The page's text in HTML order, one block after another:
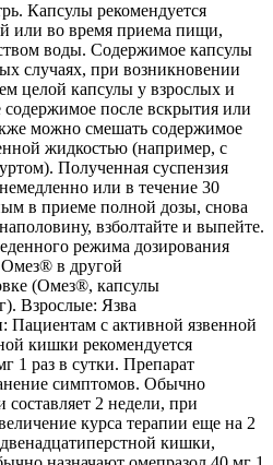
Капсулы рекомендуется
или во время приема пищи,
воды. Содержимое капсулы
случаях, при возникновении
целой капсулы у взрослых и
содержимое после вскрытия или
можно смешать содержимое
жидкостью (например, с
Полученная суспензия
или в течение 30
в приеме полной дозы, снова
взболтайте и выпейте.
режима дозирования
в другой
(Омез®, капсулы
Взрослые: Язва
Пациентам с активной язвенной
кишки рекомендуется
1 раз в сутки. Препарат
симптомов. Обычно
составляет 2 недели, при
курса терапии еще на 2
кишки,